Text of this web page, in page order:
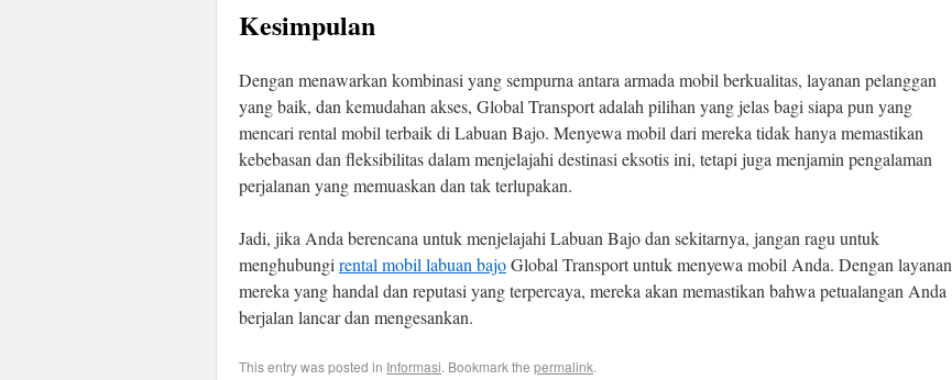
Kesimpulan
Dengan menawarkan kombinasi yang sempurna antara armada mobil berkualitas, layanan pelanggan
yang baik, dan kemudahan akses, Global Transport adalah pilihan yang jelas bagi siapa pun yang
mencari rental mobil terbaik di Labuan Bajo. Menyewa mobil dari mereka tidak hanya memastikan
kebebasan dan fleksibilitas dalam menjelajahi destinasi eksotis ini, tetapi juga menjamin pengalaman
perjalanan yang memuaskan dan tak terlupakan.
Jadi, jika Anda berencana untuk menjelajahi Labuan Bajo dan sekitarnya, jangan ragu untuk
menghubungi rental mobil labuan bajoGlobal Transport untuk menyewa mobil Anda. Dengan layanan
mereka yang handal dan reputasi yang terpercaya, mereka akan memastikan bahwa petualangan Anda
berjalan lancar dan mengesankan.
This entry was posted in Informasi. Bookmark the permalink.